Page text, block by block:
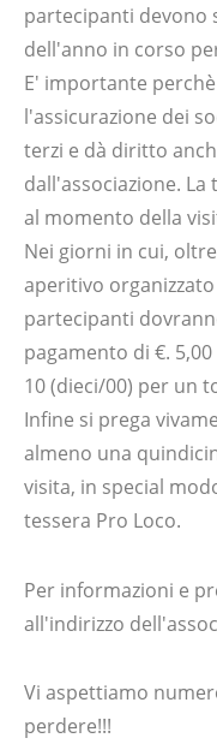
partecipanti devono
dell'anno in corso
E' importante
l'assicurazione dei
terzi e dà diritto
dall'associazione.
al momento della
Nei giorni in cui,
aperitivo
partecipanti
pagamento di €.
10 (dieci/00) per un
Infine si prega
almeno una
visita, in special
tessera Pro Loco.
Per informazioni e
all'indirizzo
Vi aspettiamo
perdere!!!